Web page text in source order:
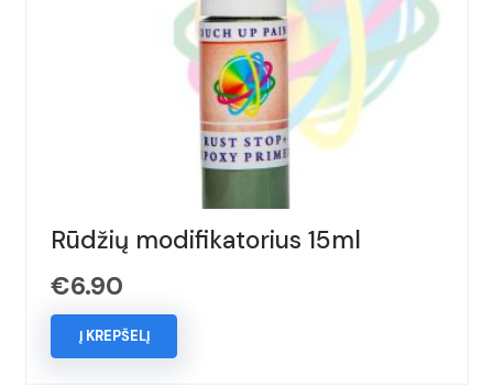
Rūdžių modifikatorius 15ml
€6.90
Į KREPŠELĮ